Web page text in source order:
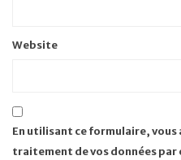
Website
En utilisant ce formulaire,
traitement de vos données par